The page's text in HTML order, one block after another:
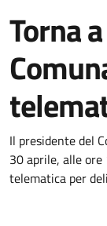
Torna
Dettagli
Il presidente del
30 aprile, alle
telematica per